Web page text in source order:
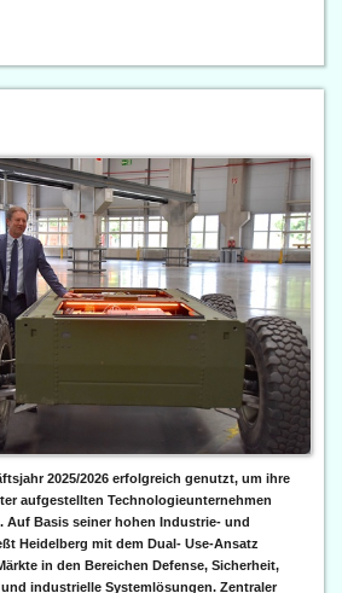
2025/2026 erfolgreich genutzt, um ihre
aufgestellten Technologieunternehmen
Basis seiner hohen Industrie- und
Heidelberg mit dem Dual- Use-Ansatz
in den Bereichen Defense, Sicherheit,
industrielle Systemlösungen. Zentraler